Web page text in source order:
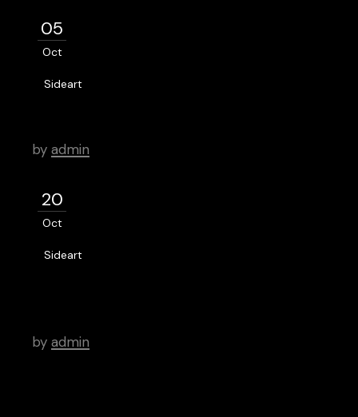
05
Oct
Sideart
by admin
20
Oct
Sideart
by admin